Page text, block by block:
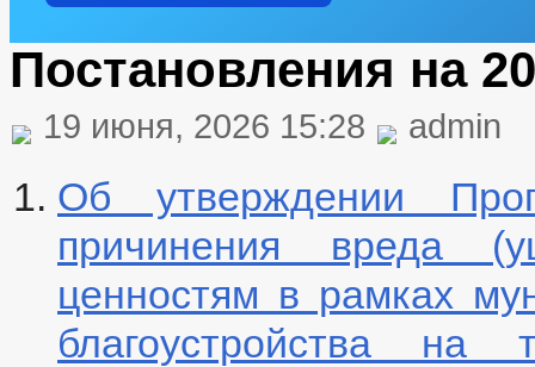
Постановления на
19 июня, 2026 15:28 admin
Об утверждении
причинения вреда
ценностям в рамках
благоустройства на